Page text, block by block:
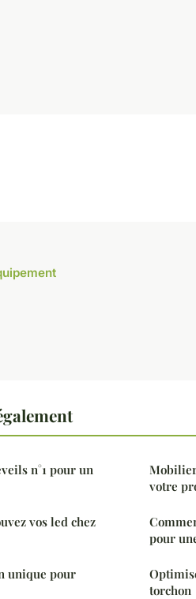
n°1 pour un
vos led chez
unique pour
votre
pour
torchon